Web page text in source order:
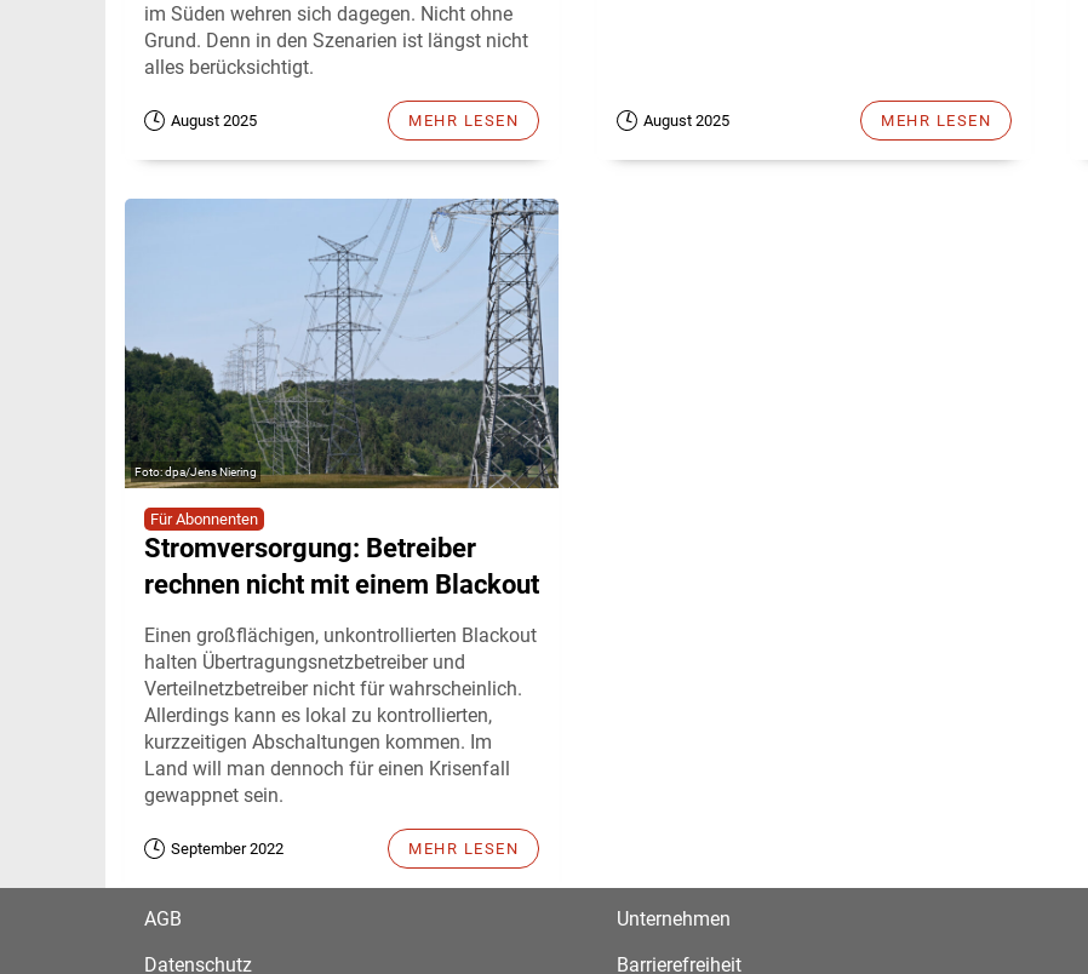
im Süden wehren sich dagegen. Nicht ohne
Grund. Denn in den Szenarien ist längst nicht
alles berücksichtigt.
August 2025 MEHR LESEN August 2025 MEHR LESEN
dpa/Jens Niering
Für Abonnenten
Stromversorgung: Betreiber
rechnen nicht mit einem Blackout
Einen großflächigen, unkontrollierten Blackout
halten Übertragungsnetzbetreiber und
Verteilnetzbetreiber nicht für wahrscheinlich.
Allerdings kann es lokal zu kontrollierten,
kurzzeitigen Abschaltungen kommen. Im
Land will man dennoch für einen Krisenfall
gewappnet sein.
September 2022 MEHR LESEN
AGB
Datenschutz
Unternehmen
Barrierefreiheit